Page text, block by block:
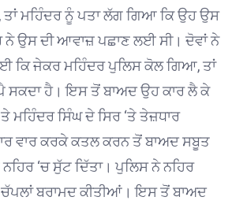
ਤਾਂ ਮਹਿੰਦਰ ਨੂੰ ਪਤਾ ਲੱਗ ਗਿਆ ਕਿ ਉਹ ਉਸ
ਨੇ ਉਸ ਦੀ ਆਵਾਜ਼ ਪਛਾਣ ਲਈ ਸੀ। ਦੋਵਾਂ ਨੇ
ਕਿ ਜੇਕਰ ਮਹਿੰਦਰ ਪੁਲਿਸ ਕੋਲ ਗਿਆ, ਤਾਂ
ਸਕਦਾ ਹੈ। ਇਸ ਤੋਂ ਬਾਅਦ ਉਹ ਕਾਰ ਲੈ ਕੇ
ਮਹਿੰਦਰ ਸਿੰਘ ਦੇ ਸਿਰ ‘ਤੇ ਤੇਜ਼ਧਾਰ
ਵਾਰ ਕਰਕੇ ਕਤਲ ਕਰਨ ਤੋਂ ਬਾਅਦ ਸਬੂਤ
‘ਚ ਸੁੱਟ ਦਿੱਤਾ। ਪੁਲਿਸ ਨੇ ਨਹਿਰ
ਬਰਾਮਦ ਕੀਤੀਆਂ। ਇਸ ਤੋਂ ਬਾਅਦ